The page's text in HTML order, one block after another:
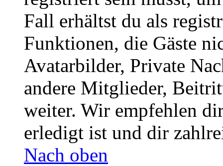
Fall erhältst du als
Funktionen, die Gäste
Avatarbilder, Private
andere Mitglieder,
weiter. Wir empfehlen
erledigt ist und dir
Nach oben